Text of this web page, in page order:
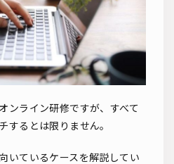
ンライン研修ですが、すべて
するとは限りません。
いているケースを解説してい